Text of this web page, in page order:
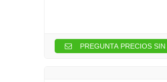
PREGUNTA PRECIOS